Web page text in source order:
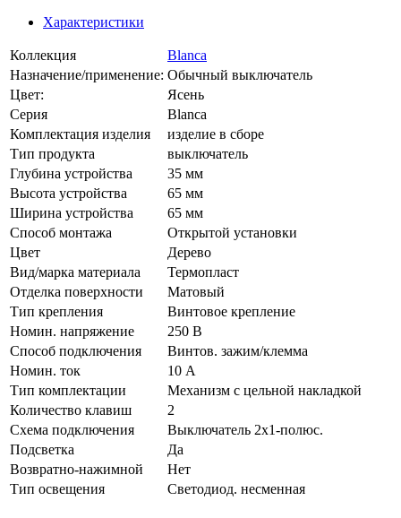
Характеристики
Коллекция
Blanca
Назначение/применение: Обычный выключатель
Цвет:
Ясень
Серия
Blanca
Комплектация изделия
изделие в сборе
Тип продукта
выключатель
Глубина устройства
35 мм
Высота устройства
65 мм
Ширина устройства
65 мм
Способ монтажа
Открытой установки
Цвет
Дерево
Вид/марка материала
Термопласт
Отделка поверхности
Матовый
Тип крепления
Винтовое крепление
Номин. напряжение
250 В
Способ подключения
Винтов. зажим/клемма
Номин. ток
10 А
Тип комплектации
Механизм с цельной накладкой
Количество клавиш
2
Схема подключения
Выключатель 2х1-полюс.
Подсветка
Да
Возвратно-нажимной
Нет
Тип освещения
Светодиод. несменная